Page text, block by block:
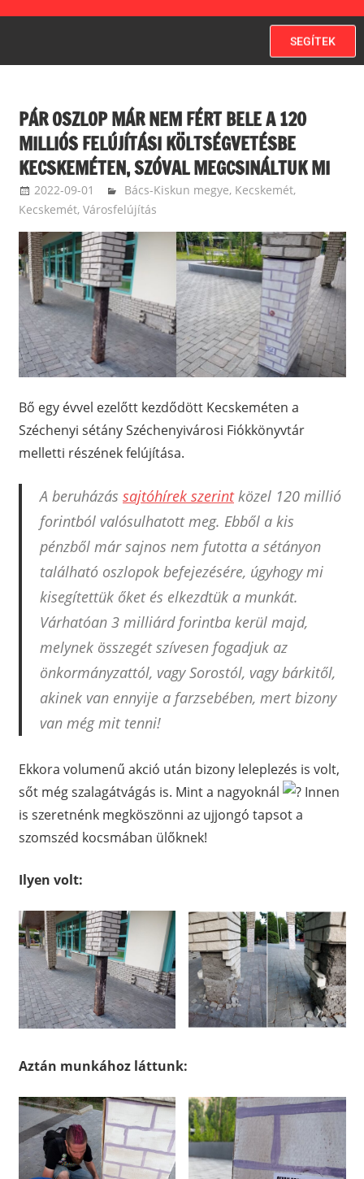
SEGÍTEK
PÁR OSZLOP MÁR NEM FÉRT BELE A 120
MILLIÓS FELÚJÍTÁSI KÖLTSÉGVETÉSBE
KECSKEMÉTEN, SZÓVAL MEGCSINÁLTUK MI
2022-09-01 langdavid
Bács-Kiskun megye, Kecskemét,
Kecskemét, Városfelújítás
Bő egy évvel ezelőtt kezdődött Kecskeméten a
Széchenyi sétány Széchenyivárosi Fiókkönyvtár
melletti részének felújítása.
A beruházás sajtóhírek szerintközel 120 millió
forintból valósulhatott meg. Ebből a kis
pénzből már sajnos nem futotta a sétányon
található oszlopok befejezésére, úgyhogy mi
kisegítettük őket és elkezdtük a munkát.
Várhatóan 3 milliárd forintba kerül majd,
melynek összegét szívesen fogadjuk az
önkormányzattól, vagy Sorostól, vagy bárkitől,
akinek van ennyije a farzsebében, mert bizony
van még mit tenni!
Ekkora volumenű akció után bizony leleplezés is volt,
sőt még szalagátvágás is. Mint a nagyoknál
Innen
is szeretnénk megköszönni az ujjongó tapsot a
szomszéd kocsmában ülőknek!
Ilyen volt:
Aztán munkához láttunk: